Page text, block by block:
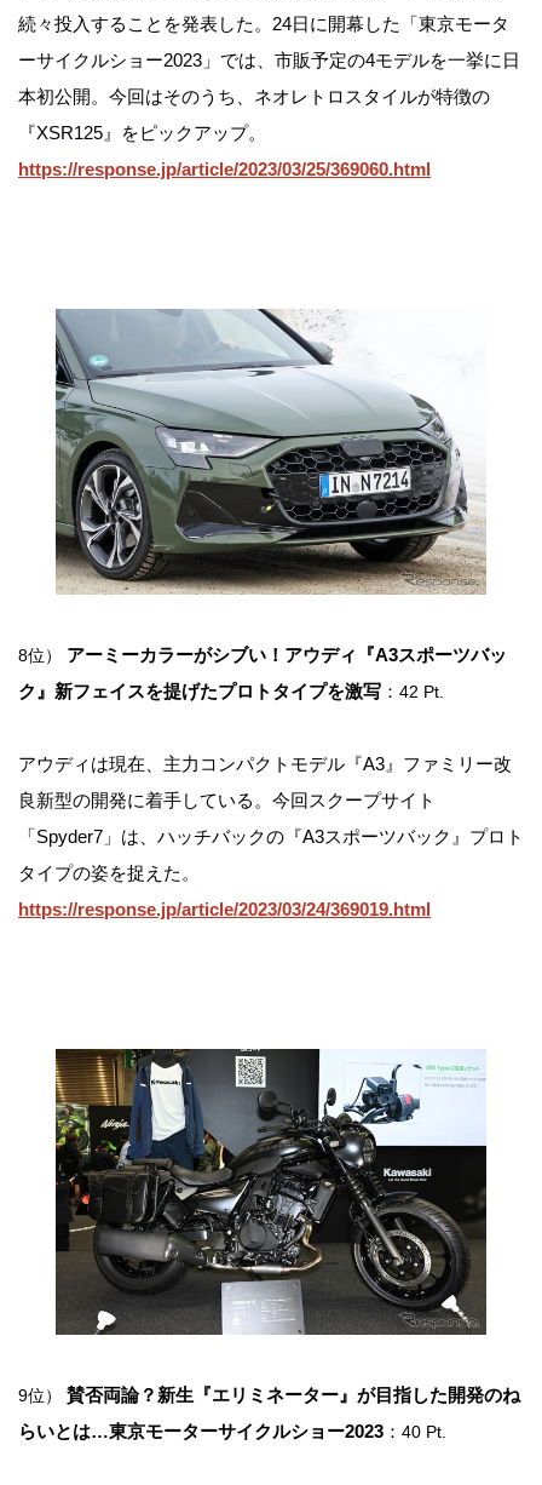
続々投入することを発表した。24日に開幕した「東京モータ
ーサイクルショー2023」では、市販予定の4モデルを一挙に日
本初公開。今回はそのうち、ネオレトロスタイルが特徴の
『XSR125』をピックアップ。
https://response.jp/article/2023/03/25/369060.html
8位）
アーミーカラーがシブい！アウディ『A3スポーツバッ
ク』新フェイスを提げたプロトタイプを激写 ： 42 Pt.
アウディは現在、主力コンパクトモデル『A3』ファミリー改
良新型の開発に着手している。今回スクープサイト
「Spyder7」は、ハッチバックの『A3スポーツバック』プロト
タイプの姿を捉えた。
https://response.jp/article/2023/03/24/369019.html
9位）
賛否両論？新生『エリミネーター』が目指した開発のね
らいとは…東京モーターサイクルショー2023 ： 40 Pt.